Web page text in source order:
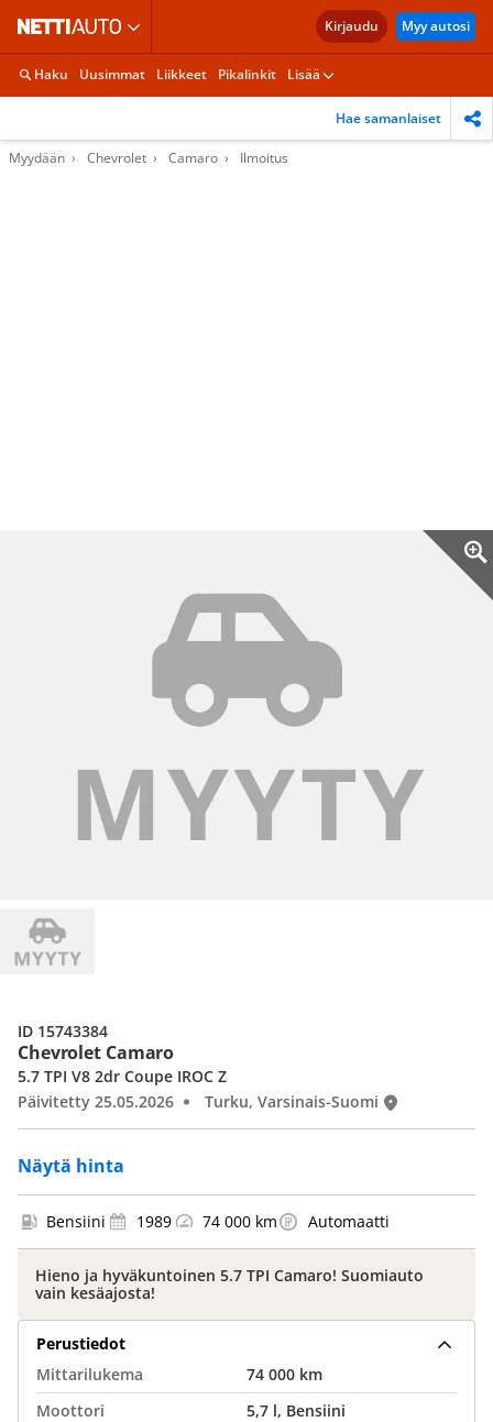
Kirjaudu Myy autosi
Haku Uusimmat Liikkeet Pikalinkit Lisää
Hae samanlaiset
Myydään Chevrolet Camaro Ilmoitus
Chevrolet Camaro
Näytä hinta
5.7 TPI V8 2dr Coupe IROC Z
Päivitetty 25.05.2026
Turku, Varsinais-Suomi
ID 15743384
Bensiini 1989 74 000 km Automaatti
Hieno ja hyväkuntoinen 5.7 TPI Camaro! Suomiauto
vain kesäajosta!
Perustiedot
Mittarilukema
74 000 km
Moottori
5,7 l, Bensiini